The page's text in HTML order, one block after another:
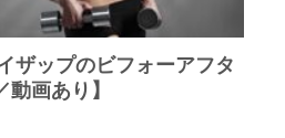
ザップのビフォーアフタ
画あり】